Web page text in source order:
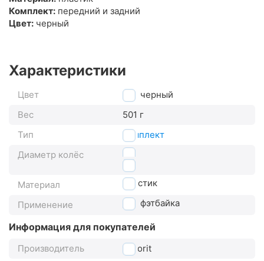
Комплект: передний и задний
Цвет: черный
Характеристики
Цвет
черный
Вес
501 г
Тип
комплект
Диаметр колёс
24"
26"
Материал
пластик
Применение
для фэтбайка
Информация для покупателей
Производитель Favorit